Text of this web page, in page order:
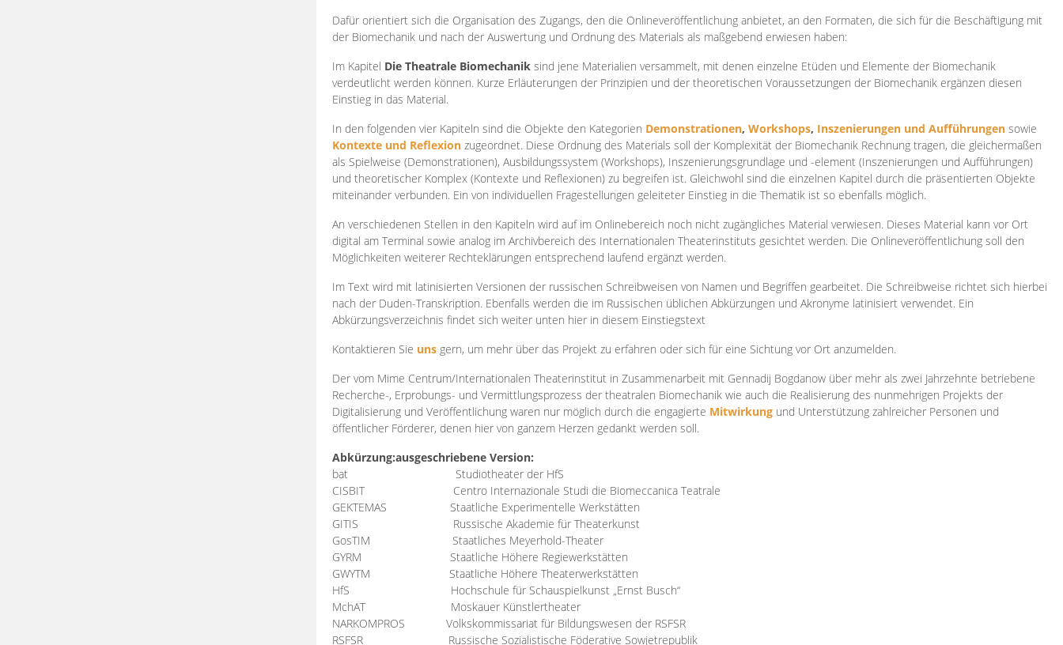
Dafür orientiert sich die Organisation des Zugangs, den die Onlineveröffentlichung anbietet, an den Formaten, die sich für die Beschäftigung mit
der Biomechanik und nach der Auswertung und Ordnung des Materials als maßgebend erwiesen haben:
Im Kapitel Die Theatrale Biomechanik sind jene Materialien versammelt, mit denen einzelne Etüden und Elemente der Biomechanik
verdeutlicht werden können. Kurze Erläuterungen der Prinzipien und der theoretischen Voraussetzungen der Biomechanik ergänzen diesen
Einstieg in das Material.
In den folgenden vier Kapiteln sind die Objekte den Kategorien Demonstrationen, Workshops, Inszenierungen und Aufführungen sowie
Kontexte und Reflexion zugeordnet. Diese Ordnung des Materials soll der Komplexität der Biomechanik Rechnung tragen, die gleichermaßen
als Spielweise (Demonstrationen), Ausbildungssystem (Workshops), Inszenierungsgrundlage und -element (Inszenierungen und Aufführungen)
und theoretischer Komplex (Kontexte und Reflexionen) zu begreifen ist. Gleichwohl sind die einzelnen Kapitel durch die präsentierten Objekte
miteinander verbunden. Ein von individuellen Fragestellungen geleiteter Einstieg in die Thematik ist so ebenfalls möglich.
An verschiedenen Stellen in den Kapiteln wird auf im Onlinebereich noch nicht zugängliches Material verwiesen. Dieses Material kann vor Ort
digital am Terminal sowie analog im Archivbereich des Internationalen Theaterinstituts gesichtet werden. Die Onlineveröffentlichung soll den
Möglichkeiten weiterer Rechteklärungen entsprechend laufend ergänzt werden.
Im Text wird mit latinisierten Versionen der russischen Schreibweisen von Namen und Begriffen gearbeitet. Die Schreibweise richtet sich hierbei
nach der Duden-Transkription. Ebenfalls werden die im Russischen üblichen Abkürzungen und Akronyme latinisiert verwendet. Ein
Abkürzungsverzeichnis findet sich weiter unten hier in diesem Einstiegstext
Kontaktieren Sie uns gern, um mehr über das Projekt zu erfahren oder sich für eine Sichtung vor Ort anzumelden.
Der vom Mime Centrum/Internationalen Theaterinstitut in Zusammenarbeit mit Gennadij Bogdanow über mehr als zwei Jahrzehnte betriebene
Recherche-, Erprobungs- und Vermittlungsprozess der theatralen Biomechanik wie auch die Realisierung des nunmehrigen Projekts der
Digitalisierung und Veröffentlichung waren nur möglich durch die engagierte Mitwirkung und Unterstützung zahlreicher Personen und
öffentlicher Förderer, denen hier von ganzem Herzen gedankt werden soll.
Abkürzung:ausgeschriebene Version:
bat
Studiotheater der HfS
CISBIT
Centro Internazionale Studi die Biomeccanica Teatrale
GEKTEMAS
Staatliche Experimentelle Werkstätten
GITIS
Russische Akademie für Theaterkunst
GosTIM
Staatliches Meyerhold-Theater
GYRM
Staatliche Höhere Regiewerkstätten
GWYTM
Staatliche Höhere Theaterwerkstätten
HfS
Hochschule für Schauspielkunst „Ernst Busch“
MchAT
Moskauer Künstlertheater
NARKOMPROS
Volkskommissariat für Bildungswesen der RSFSR
RSFSR
Russische Sozialistische Föderative Sowjetrepublik